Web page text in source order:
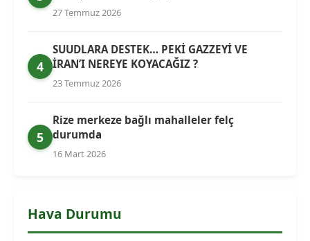
27 Temmuz 2026
4
SUUDLARA DESTEK… PEKİ GAZZEYİ VE
İRAN’I NEREYE KOYACAĞIZ ?
23 Temmuz 2026
5
Rize merkeze bağlı mahalleler felç
durumda
16 Mart 2026
Hava Durumu